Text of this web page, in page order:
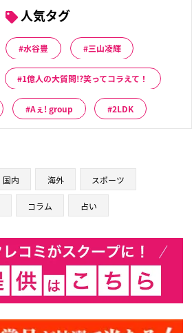
人気タグ
水谷豊 三山凌輝
1億人の大質問!?笑ってコラえて！
Aぇ! group 2LDK
国内 海外 スポーツ
コラム 占い